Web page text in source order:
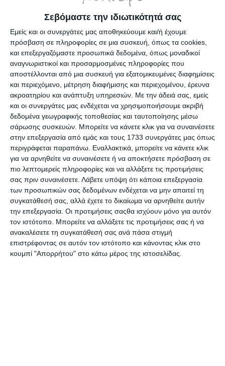
Σεβόμαστε την ιδιωτικότητά σας
Εμείς και οι συνεργάτες μας αποθηκεύουμε και/ή έχουμε
πρόσβαση σε πληροφορίες σε μια συσκευή, όπως τα cookies,
και επεξεργαζόμαστε προσωπικά δεδομένα, όπως μοναδικοί
αναγνωριστικοί και προσαρμοσμένες πληροφορίες που
αποστέλλονται από μια συσκευή για εξατομικευμένες διαφημίσεις
και περιεχόμενο, μέτρηση διαφήμισης και περιεχομένου, έρευνα
ακροατηρίου και ανάπτυξη υπηρεσιών. Με την άδειά σας, εμείς
και οι συνεργάτες μας ενδέχεται να χρησιμοποιήσουμε ακριβή
δεδομένα γεωγραφικής τοποθεσίας και ταυτοποίησης μέσω
σάρωσης συσκευών. Μπορείτε να κάνετε κλικ για να συναινέσετε
στην επεξεργασία από εμάς και τους 1733 συνεργάτες μας όπως
περιγράφεται παραπάνω. Εναλλακτικά, μπορείτε να κάνετε κλικ
για να αρνηθείτε να συναινέσετε ή να αποκτήσετε πρόσβαση σε
πιο λεπτομερείς πληροφορίες και να αλλάξετε τις προτιμήσεις
σας πριν συναινέσετε. Λάβετε υπόψη ότι κάποια επεξεργασία
των προσωπικών σας δεδομένων ενδέχεται να μην απαιτεί τη
συγκατάθεσή σας, αλλά έχετε το δικαίωμα να αρνηθείτε αυτήν
την επεξεργασία. Οι προτιμήσεις σαςθα ισχύουν μόνο για αυτόν
τον ιστότοπο. Μπορείτε να αλλάξετε τις προτιμήσεις σας ή να
ανακαλέσετε τη συγκατάθεσή σας ανά πάσα στιγμή
επιστρέφοντας σε αυτόν τον ιστότοπο και κάνοντας κλικ στο
κουμπί "Απορρήτου" στο κάτω μέρος της ιστοσελίδας.
Κουμπαράς Total Let's Play
XL2498A
Λίγα τεμάχια διαθέσιμα!
34,50€
Κουμπαράς Total Space
XL2549
Λίγα τεμάχια διαθέσιμα!
18,50€